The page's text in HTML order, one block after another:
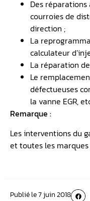
Des
courroies de
direction ;
La
calculateur
La réparation
Le
défectueuses
la vanne EGR,
Remarque :
Les interventions du
et toutes les
Publié le7 juin 2018